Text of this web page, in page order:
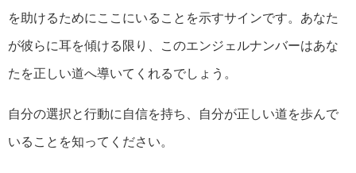
を助けるためにここにいることを示すサインです。あなた
が彼らに耳を傾ける限り、このエンジェルナンバーはあな
たを正しい道へ導いてくれるでしょう。
自分の選択と行動に自信を持ち、自分が正しい道を歩んで
いることを知ってください。